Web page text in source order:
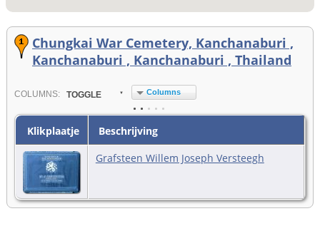
Chungkai War Cemetery, Kanchanaburi ,
Kanchanaburi , Kanchanaburi , Thailand
COLUMN S: TOGGLE Columns
Klikplaatje
Beschrijving
Grafsteen Willem Joseph Versteegh